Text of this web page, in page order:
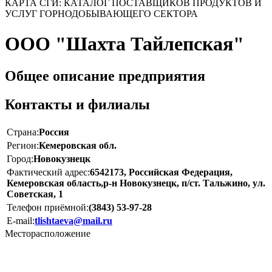
КАРТА СГИ: КАТАЛОГ ПОСТАВЩИКОВ ПРОДУКТОВ И
УСЛУГ ГОРНОДОБЫВАЮЩЕГО СЕКТОРА
ООО "Шахта Тайлепская"
Общее описание предприятия
Контакты и филиалы
Страна:Россия
Регион:Кемеровская обл.
Город:Новокузнецк
Фактический адрес:6542173, Российская Федерация,
Кемеровская область,р-н Новокузнецк, п/ст. Тальжино, ул.
Советская, 1
Телефон приёмной:(3843) 53-97-28
E-mail:tlishtaeva@mail.ru
Месторасположение